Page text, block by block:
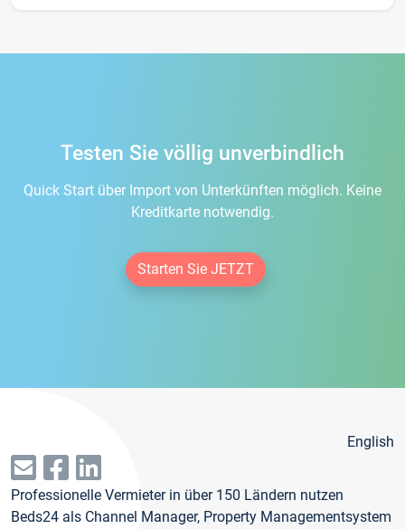
Testen Sie völlig unverbindlich
Quick Start über Import von Unterkünften möglich. Keine
Kreditkarte notwendig.
Starten Sie JETZT
English
Professionelle Vermieter in über 150 Ländern nutzen
Beds24 als Channel Manager, Property Managementsystem